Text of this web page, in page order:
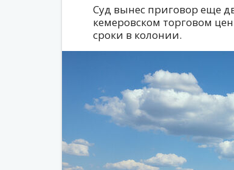
Суд вынес приговор еще
кемеровском торговом
сроки в колонии.